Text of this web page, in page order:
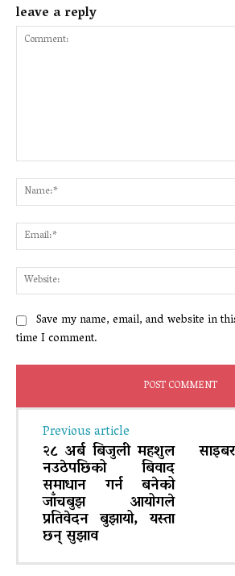
leave a reply
Save my name, email, and website in
time I comment.
Previous article
२८ अर्ब बिजुली महशुल
नउठेपछिको बिवाद
समाधान गर्न बनेको
जाँचबुझ आयोगले
प्रतिवेदन बुझायो, यस्ता
छन् सुझाव